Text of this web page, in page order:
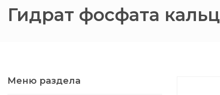
Документы
Филиалы
Химические реагенты
3ASenrise
Политика
конфиденциальности
Гидрат фосфата
Меню раздела